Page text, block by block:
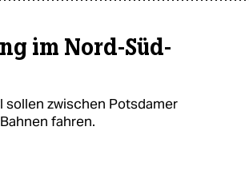
im Nord-Süd-
sollen zwischen Potsdamer
fahren.